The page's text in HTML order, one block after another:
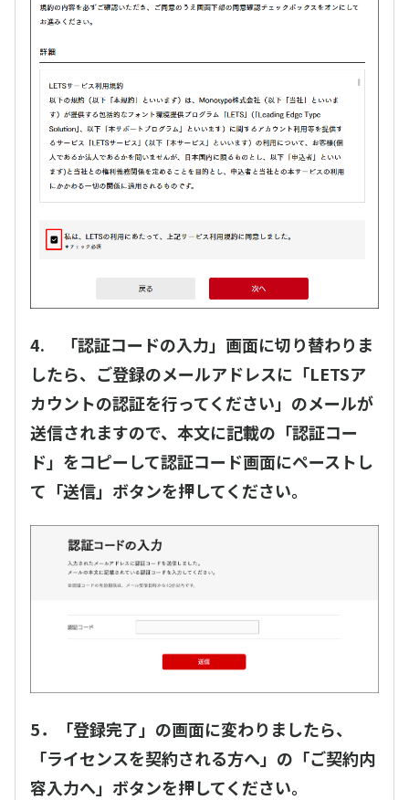
4. 「認証コードの入力」画面に切り替わりま
したら、ご登録のメールアドレスに「LETSア
カウントの認証を行ってください」のメールが
送信されますので、本文に記載の「認証コー
ド」をコピーして認証コード画面にペーストし
て「送信」ボタンを押してください。
5．「登録完了」の画面に変わりましたら、
「ライセンスを契約される方へ」の「ご契約内
容入力へ」ボタンを押してください。